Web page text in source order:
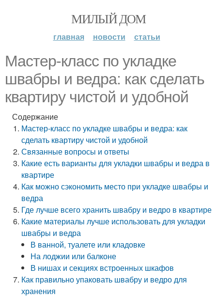
МИЛЫЙ ДОМ
главная новости статьи
Мастер-класс по укладке
швабры и ведра: как сделать
квартиру чистой и удобной
Содержание
Мастер-класс по укладке швабры и ведра: как
сделать квартиру чистой и удобной
Связанные вопросы и ответы
Какие есть варианты для укладки швабры и ведра в
квартире
Как можно сэкономить место при укладке швабры и
ведра
Где лучше всего хранить швабру и ведро в квартире
Какие материалы лучше использовать для укладки
швабры и ведра
В ванной, туалете или кладовке
На лоджии или балконе
В нишах и секциях встроенных шкафов
Как правильно упаковать швабру и ведро для
хранения